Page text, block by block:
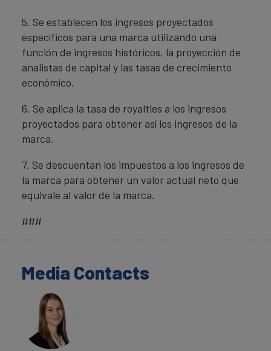
5. Se establecen los ingresos proyectados
específicos para una marca utilizando una
función de ingresos históricos, la proyección de
analistas de capital y las tasas de crecimiento
económico.
6. Se aplica la tasa de royalties a los ingresos
proyectados para obtener así los ingresos de la
marca.
7. Se descuentan los impuestos a los ingresos de
la marca para obtener un valor actual neto que
equivale al valor de la marca.
###
Media Contacts